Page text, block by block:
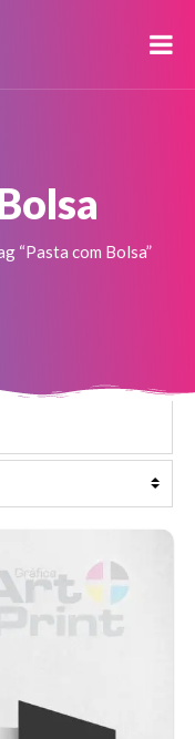
“Pasta com Bolsa”